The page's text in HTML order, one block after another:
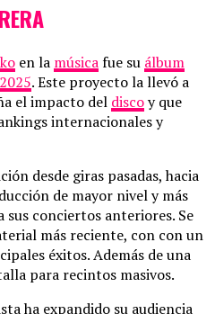
en la músicafue su álbum
2025. Este proyecto la llevó a
el impacto del discoy que
internacionales y
desde giras pasadas, hacia
de mayor nivel y más
sus conciertos anteriores. Se
más reciente, con con un
éxitos. Además de una
para recintos masivos.
ha expandido su audiencia